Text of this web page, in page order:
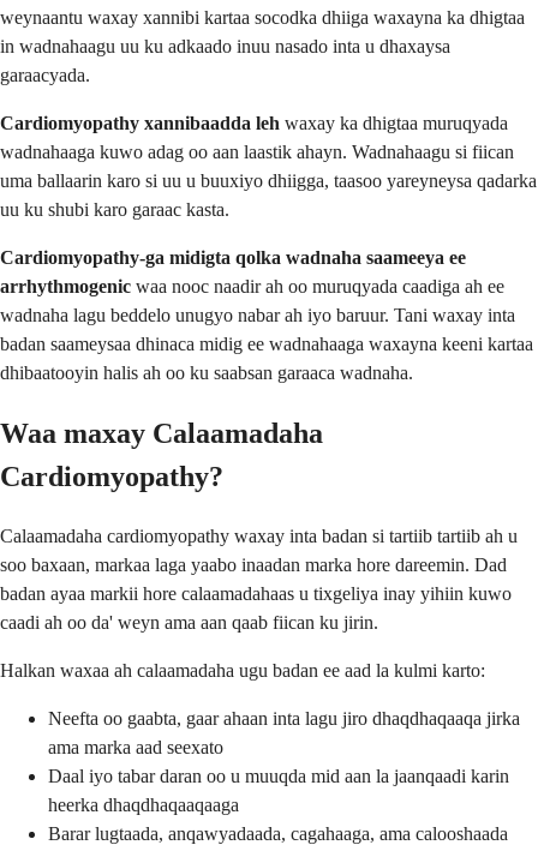
weynaantu waxay xannibi kartaa socodka dhiiga waxayna ka dhigtaa
in wadnahaagu uu ku adkaado inuu nasado inta u dhaxaysa
garaacyada.
Cardiomyopathy xannibaadda leh waxay ka dhigtaa muruqyada
wadnahaaga kuwo adag oo aan laastik ahayn. Wadnahaagu si fiican
uma ballaarin karo si uu u buuxiyo dhiigga, taasoo yareyneysa qadarka
uu ku shubi karo garaac kasta.
Cardiomyopathy-ga midigta qolka wadnaha saameeya ee
arrhythmogenic waa nooc naadir ah oo muruqyada caadiga ah ee
wadnaha lagu beddelo unugyo nabar ah iyo baruur. Tani waxay inta
badan saameysaa dhinaca midig ee wadnahaaga waxayna keeni kartaa
dhibaatooyin halis ah oo ku saabsan garaaca wadnaha.
Waa maxay Calaamadaha
Cardiomyopathy?
Calaamadaha cardiomyopathy waxay inta badan si tartiib tartiib ah u
soo baxaan, markaa laga yaabo inaadan marka hore dareemin. Dad
badan ayaa markii hore calaamadahaas u tixgeliya inay yihiin kuwo
caadi ah oo da' weyn ama aan qaab fiican ku jirin.
Halkan waxaa ah calaamadaha ugu badan ee aad la kulmi karto:
Neefta oo gaabta, gaar ahaan inta lagu jiro dhaqdhaqaaqa jirka
ama marka aad seexato
Daal iyo tabar daran oo u muuqda mid aan la jaanqaadi karin
heerka dhaqdhaqaaqaaga
Barar lugtaada, anqawyadaada, cagahaaga, ama calooshaada